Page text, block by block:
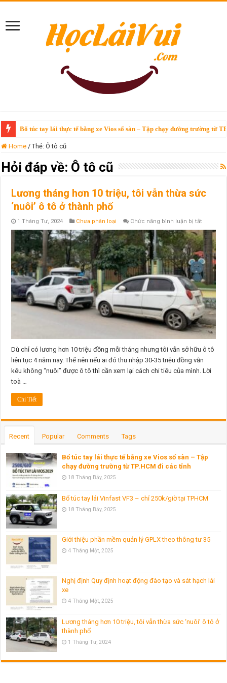
Bổ túc tay lái thực tế bằng xe Vios số sàn – Tập chạy đường trường từ
Home / Thẻ:Ô tô cũ
Hỏi đáp về: Ô tô cũ
Lương tháng hơn 10 triệu, tôi vẫn thừa sức
‘nuôi’ ô tô ở thành phố
1 Tháng Tư, 2024 Chưa phân loại Chức năng bình luận bị tắt
tháng
hơn
10
triệu,
tôi
vẫn
thừa
sức
‘nuôi’
ô
tô
ở
thành
phố
Dù chỉ có lương hơn 10 triệu đồng mỗi tháng nhưng tôi vẫn sở hữu ô tô
liên tục 4 năm nay. Thế nên nếu ai đó thu nhập 30-35 triệu đồng vẫn
kêu không “nuôi” được ô tô thì cần xem lại cách chi tiêu của mình. Lời
toà …
Chi Tiết
Recent Popular Comments Tags
Bổ túc tay lái thực tế bằng xe Vios số sàn – Tập
chạy đường trường từ TP.HCM đi các tỉnh
18 Tháng Bảy, 2025
Bổ túc tay lái Vinfast VF3 – chỉ 250k/giờ tại TPHCM
18 Tháng Bảy, 2025
Giới thiệu phần mềm quản lý GPLX theo thông tư 35
4 Tháng Một, 2025
Nghị định Quy định hoạt động đào tạo và sát hạch lái
xe
4 Tháng Một, 2025
Lương tháng hơn 10 triệu, tôi vẫn thừa sức ‘nuôi’ ô tô ở
thành phố
1 Tháng Tư, 2024